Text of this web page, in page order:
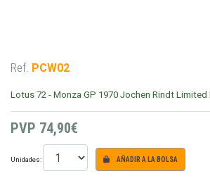
Ref. PCW02
Lotus 72 - Monza GP 1970 Jochen Rindt Limited
PVP 74,90€
Unidades: AÑADIR A LA BOLSA